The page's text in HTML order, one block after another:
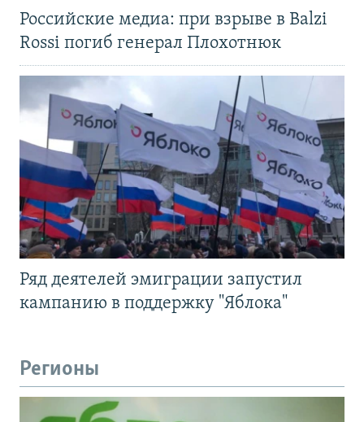
Российские медиа: при взрыве в Balzi
Rossi погиб генерал Плохотнюк
Ряд деятелей эмиграции запустил
кампанию в поддержку "Яблока"
Регионы